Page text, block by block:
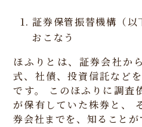
証券保管振替機構（以
おこなう
ほふりとは、証券会社か
式、社債、投資信託などを
です。
このほふりに調査
が保有していた株券と、
券会社までを、知ることが